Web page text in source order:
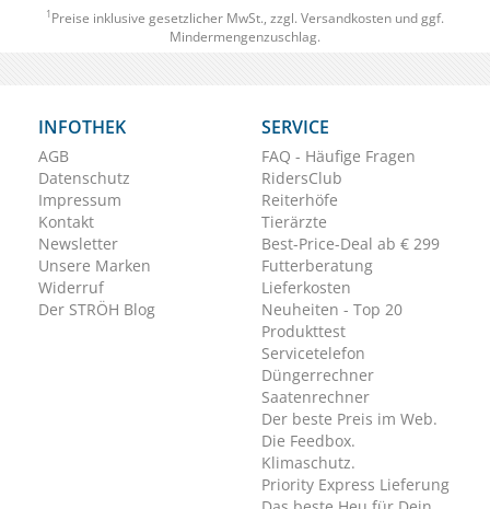
1 Preise inklusive gesetzlicher MwSt., zzgl. Versandkosten und ggf.
Mindermengenzuschlag.
INFOTHEK
AGB
Datenschutz
Impressum
Kontakt
Newsletter
Unsere Marken
Widerruf
Der STRÖH Blog
SERVICE
FAQ - Häufige Fragen
RidersClub
Reiterhöfe
Tierärzte
Best-Price-Deal ab € 299
Futterberatung
Lieferkosten
Neuheiten - Top 20
Produkttest
Servicetelefon
Düngerrechner
Saatenrechner
Der beste Preis im Web.
Die Feedbox.
Klimaschutz.
Priority Express Lieferung